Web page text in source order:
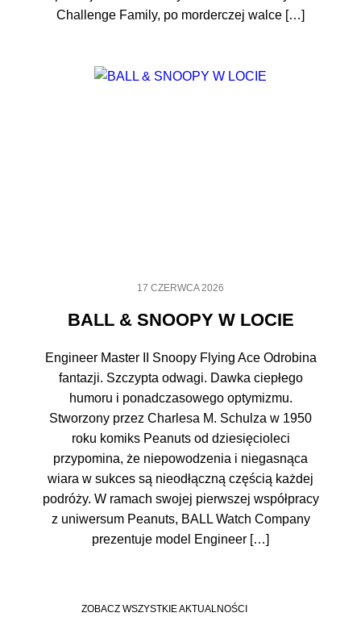
Challenge Family, po morderczej walce […]
17 CZERWCA 2026
BALL & SNOOPY W LOCIE
Engineer Master II Snoopy Flying Ace Odrobina
fantazji. Szczypta odwagi. Dawka ciepłego
humoru i ponadczasowego optymizmu.
Stworzony przez Charlesa M. Schulza w 1950
roku komiks Peanuts od dziesięcioleci
przypomina, że niepowodzenia i niegasnąca
wiara w sukces są nieodłączną częścią każdej
podróży. W ramach swojej pierwszej współpracy
z uniwersum Peanuts, BALL Watch Company
prezentuje model Engineer […]
ZOBACZ WSZYSTKIE AKTUALNOŚCI